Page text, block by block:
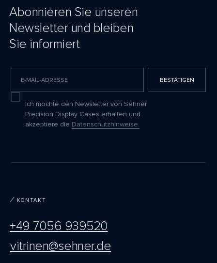
BESTÄTIGEN
Abonnieren Sie unseren
Newsletter und bleiben
Sie informiert
vitrinen@sehner.de
+49 7056 939520
KONTAKT
Ich möchte den Newsletter von Sehner
Precision Display Cases erhalten und
akzeptiere die Datenschutzhinweise.